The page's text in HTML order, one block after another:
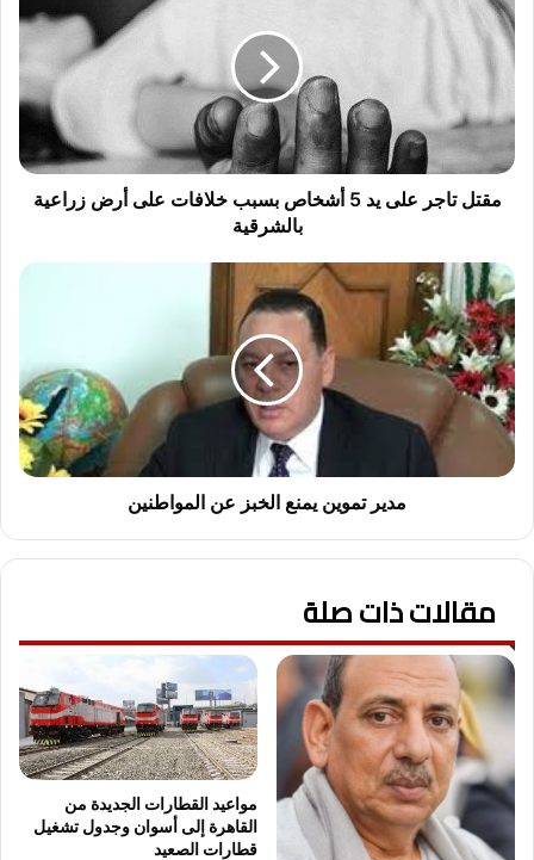
على
يد
5
بسبب
خلافات
على
أرض
مقتل تاجر على يد 5 أشخاص بسبب خلافات على أرض زراعية
بالشرقية
مدير
تموين
يمنع
الخبز
عن
المواطنين
مدير تموين يمنع الخبز عن المواطنين
مقالات ذات صلة
مواعيد القطارات الجديدة من
القاهرة إلى أسوان وجدول تشغيل
قطارات الصعيد